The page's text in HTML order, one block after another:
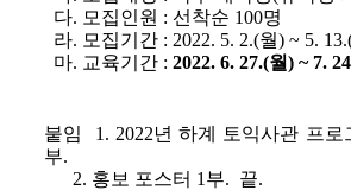
다. 모집인원 : 선착순 100명
라. 모집기간 : 2022. 5. 2.(월) ~ 5.
마. 교육기간 : 2022. 6. 27.(월) ~ 7.
붙임 1. 2022년 하계 토익사관 프로
부.
2. 홍보 포스터 1 부. 끝.